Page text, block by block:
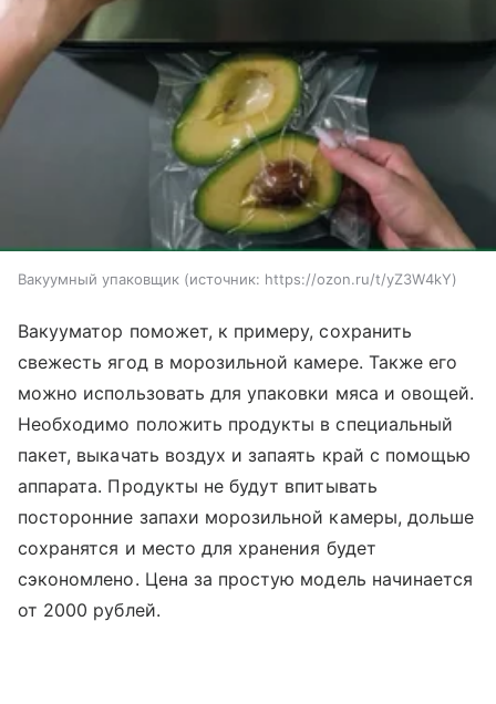
Вакуумный упаковщик источник: https://ozon.ru/t/yZ3W4kY
Вакууматор поможет, к примеру, сохранить
свежесть ягод в морозильной камере. Также его
можно использовать для упаковки мяса и овощей.
Необходимо положить продукты в специальный
пакет, выкачать воздух и запаять край с помощью
аппарата. Продукты не будут впитывать
посторонние запахи морозильной камеры, дольше
сохранятся и место для хранения будет
сэкономлено. Цена за простую модель начинается
от 2000 рублей.